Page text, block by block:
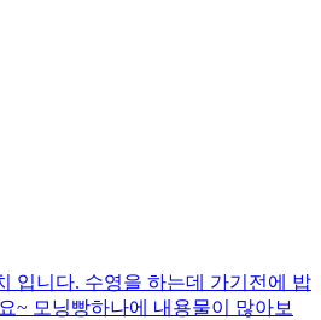
입니다. 수영을 하는데 가기전에 밥
~ 모닝빵하나에 내용물이 많아보